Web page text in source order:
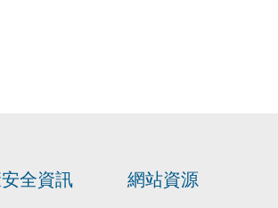
全資訊 網站資源